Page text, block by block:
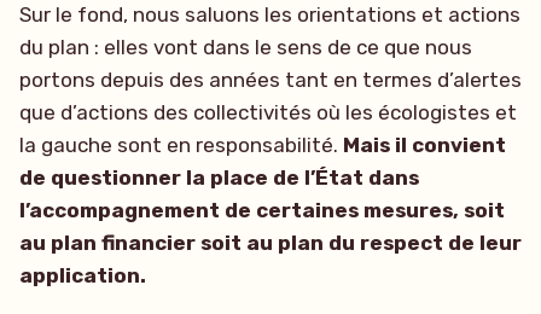
Sur le fond, nous saluons les orientations et actions
du plan : elles vont dans le sens de ce que nous
portons depuis des années tant en termes d’alertes
que d’actions des collectivités où les écologistes et
la gauche sont en responsabilité. Mais il convient
de questionner la place de l’État dans
l’accompagnement de certaines mesures, soit
au plan financier soit au plan du respect de leur
application.